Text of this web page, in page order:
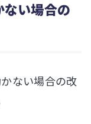
い場合の
ない場合の改